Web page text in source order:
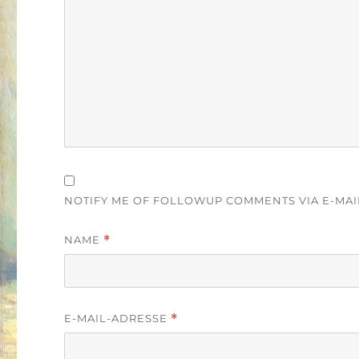
NOTIFY ME OF FOLLOWUP COMMENTS VIA E-
NAME *
E-MAIL-ADRESSE *